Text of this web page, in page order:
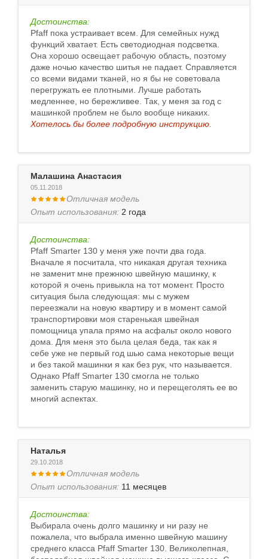
Достоинства:
Pfaff пока устраивает всем. Для семейных нужд
функций хватает. Есть светодиодная подсветка.
Она хорошо освещает рабочую область, поэтому
даже ночью качество шитья не падает. Справляется
со всеми видами тканей, но я бы не советовала
перегружать ее плотными. Лучше работать
медленнее, но бережливее. Так, у меня за год с
машинкой проблем не было вообще никаких.
Хотелось бы более подробную инструкцию.
Малашина Анастасия
05.11.2018
Отличная модель
Опыт использования: 2 года
Достоинства:
Pfaff Smarter 130 у меня уже почти два года.
Вначале я посчитала, что никакая другая техника
не заменит мне прежнюю швейную машинку, к
которой я очень привыкла на тот момент. Просто
ситуация была следующая: мы с мужем
переезжали на новую квартиру и в момент самой
транспортировки моя старенькая швейная
помощница упала прямо на асфальт около нового
дома. Для меня это была целая беда, так как я
себе уже не первый год шью сама некоторые вещи
и без такой машинки я как без рук, что называется.
Однако Pfaff Smarter 130 смогла не только
заменить старую машинку, но и перещеголять ее во
многий аспектах.
Наталья
29.10.2018
Отличная модель
Опыт использования: 11 месяцев
Достоинства:
Выбирала очень долго машинку и ни разу не
пожалела, что выбрала именно швейную машину
среднего класса Pfaff Smarter 130. Великолепная,